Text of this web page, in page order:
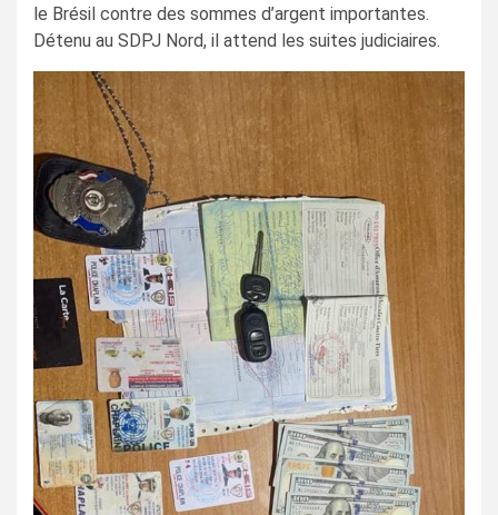
le Brésil contre des sommes d’argent importantes.
Détenu au SDPJ Nord, il attend les suites judiciaires.